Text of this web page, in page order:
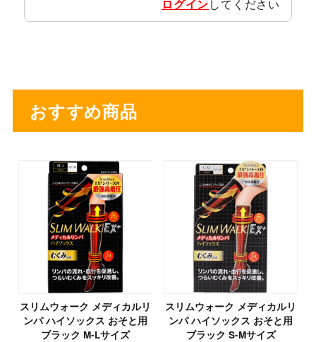
ログインしてください
おすすめ商品
スリムウォーク メディカルリ
ンパ ハイソックス おそと用
ブラック M-Lサイズ
スリムウォーク メディカルリ
ンパ ハイソックス おそと用
ブラック S-Mサイズ